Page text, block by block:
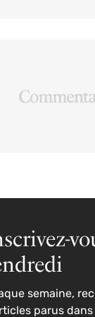
semaine,
parus